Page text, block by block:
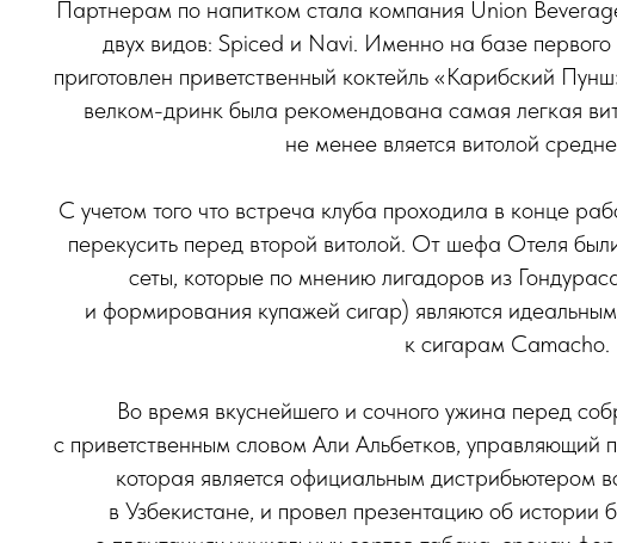
Партнерам по напитком стала компания Union
двух видов: Spiced и Navi. Именно на базе
приготовлен приветственный коктейль «Карибский
велком-дринк была рекомендована самая легкая
не менее вляется витолой
С учетом того что встреча клуба проходила в конце
перекусить перед второй витолой. От шефа Отеля
сеты, которые по мнению лигадоров из
и формирования купажей сигар) являются
к сигарам Camacho.
Во время вкуснейшего и сочного ужина перед
с приветственным словом Али Альбетков, управляющий
которая является официальным дистрибьютером
в Узбекистане, и провел презентацию об